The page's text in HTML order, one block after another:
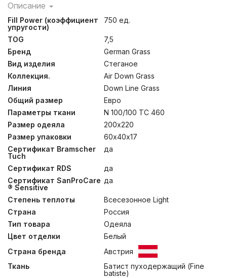
Описание
Коллекция Air Down Grass полностью соответствует
своему названию: необыкновенная легкость и
воздушность изделий обусловлена сочетанием
тончайшего хлопкового батиста (Fine batiste) высокой
плотности и отборного гусиного пуха. Одеяла
изготовлены по технологии BOX- QUILTING ®, которая
позволяет создавать доступные по цене стеганные
пуховые одеяла, которые по многим параметрам не
уступают кассетным. Метод минимизирует миграцию
наполнителя наружу, позволяя одеялу оставаться
пышным весь срок эксплуатации и даже продлевает
его, снижая износ ткани чехла. Эргономичная стежка
“КОКОН” повторяет контуры тела человека и
способствует равномерному прилеганию одеяла.
Подушки невысокие, мягко поддерживают и
разгружают шею во время сна. Подушки допускается
стирать при температуре до 30°С. Для одеял
Fill Power (коэффициент
упругости)
750 ед.
TOG
7,5
Бренд
German Grass
Вид изделия
Стеганое
Коллекция.
Air Down Grass
Линия
Down Line Grass
Общий размер
Евро
Параметры ткани
N 100/100 TC 460
Размер одеяла
200х220
Размер упаковки
60х40х17
Сертификат Bramscher
Tuch
да
Сертификат RDS
да
Сертификат SanProCare
® Sensitive
да
Степень теплоты
Всесезонное Light
Страна
Россия
Тип товара
Одеяла
Цвет отделки
Белый
Страна бренда
Австрия
Ткань
Батист пуходержащий (Fine
batiste)